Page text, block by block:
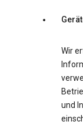
Wir
und